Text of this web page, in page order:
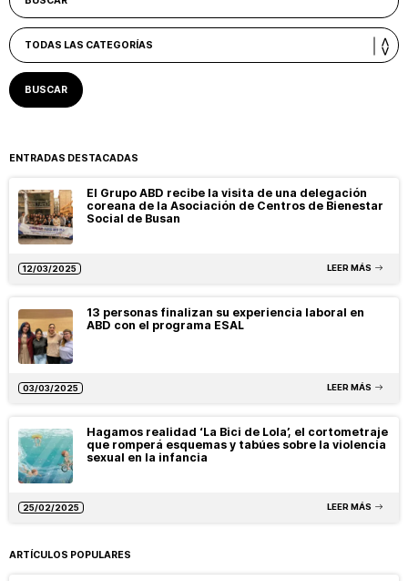
ENTRADAS DESTACADAS
El Grupo ABD recibe la visita de una delegación
coreana de la Asociación de Centros de Bienestar
Social de Busan
12/03/2025 LEER MÁS
13 personas finalizan su experiencia laboral en
ABD con el programa ESAL
03/03/2025 LEER MÁS
Hagamos realidad ‘La Bici de Lola’, el cortometraje
que romperá esquemas y tabúes sobre la violencia
sexual en la infancia
25/02/2025 LEER MÁS
ARTÍCULOS POPULARES